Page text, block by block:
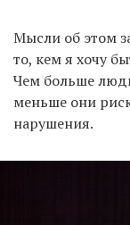
Мысли об этом
то, кем я хочу
Чем больше
меньше они
нарушения.